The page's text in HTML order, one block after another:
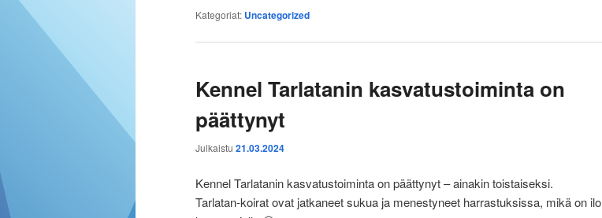
Kategoriat: Uncategorized
Kennel Tarlatanin kasvatustoiminta on
päättynyt
Julkaistu 21.03.2024
Kennel Tarlatanin kasvatustoiminta on päättynyt – ainakin toistaiseksi.
Tarlatan-koirat ovat jatkaneet sukua ja menestyneet harrastuksissa, mikä on ilo